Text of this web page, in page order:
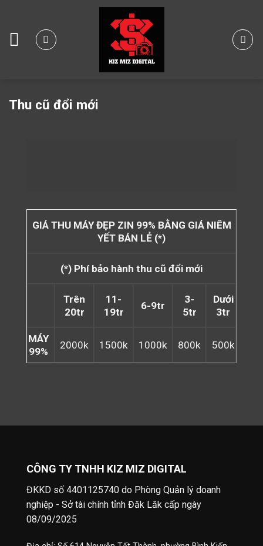
content
Thu cũ đổi mới
GIÁ THU MÁY ĐẸP ZIN 99% BẰNG GIÁ NIÊM
YẾT BÁN LẺ (*)
(*) Phí bảo hành thu cũ đổi mới
Trên
20tr
11-
19tr
6-9tr
3-
5tr
Dưới
3tr
MÁY
99%
2000k 1500k 1000k 800k 500k
CÔNG TY TNHH KIZ MIZ DIGITAL
ĐKKD số 4401125740 do Phòng Quản lý doanh
nghiệp - Sở tài chính tỉnh Đăk Lăk cấp ngày
08/09/2025